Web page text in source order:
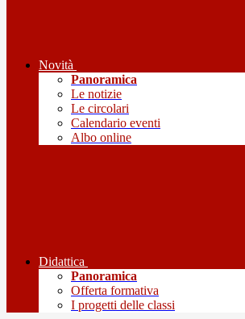
Novità
Panoramica
Le notizie
Le circolari
Calendario eventi
Albo online
Didattica
Panoramica
Offerta formativa
I progetti delle classi